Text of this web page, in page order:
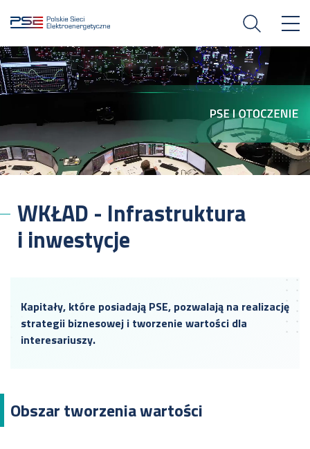
WKŁAD - Infrastruktura
i inwestycje
Kapitały, które posiadają PSE, pozwalają na realizację
strategii biznesowej i tworzenie wartości dla
interesariuszy.
Obszar tworzenia wartości